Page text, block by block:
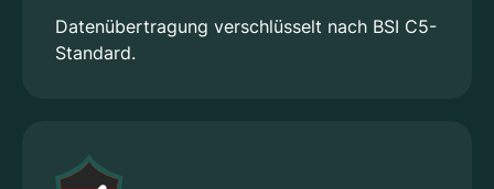
Datenübertragung verschlüsselt nach BSI C5-
Standard.